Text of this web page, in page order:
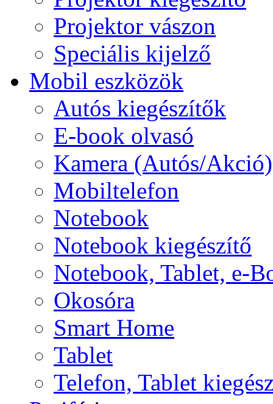
Projektor vászon
Speciális kijelző
Mobil eszközök
Autós kiegészítők
E-book olvasó
Kamera (Autós/Akció)
Mobiltelefon
Notebook
Notebook kiegészítő
Notebook, Tablet, e-
Okosóra
Smart Home
Tablet
Telefon, Tablet